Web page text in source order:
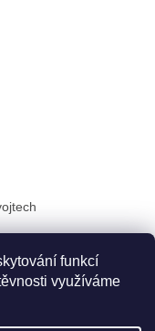
funkcí
využíváme